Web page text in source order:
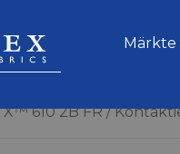
610 2B FR
Märkte